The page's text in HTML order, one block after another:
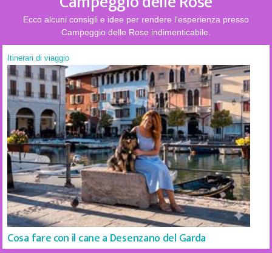
Ecco alcuni consigli e idee per rendere l'esperienza presso
Campeggio delle Rose indimenticabile.
Itinerari di viaggio
Cosa fare con il cane a Desenzano del Garda